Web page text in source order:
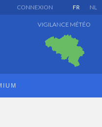
FR NL
CONNEXION
VIGILANCE MÉTÉO